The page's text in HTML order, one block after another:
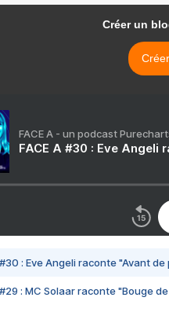
Créer un
FACE A - un podcast
FACE A #30 : Eve Angeli
#30 : Eve Angeli raconte "Avant de
#29 : MC Solaar raconte "Bouge